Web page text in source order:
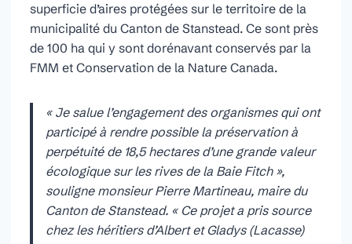
superficie d’aires protégées sur le territoire de la
municipalité du Canton de Stanstead. Ce sont près
de 100 ha qui y sont dorénavant conservés par la
FMM et Conservation de la Nature Canada.
« Je salue l’engagement des organismes qui ont
participé à rendre possible la préservation à
perpétuité de 18,5 hectares d’une grande valeur
écologique sur les rives de la Baie Fitch »,
souligne monsieur Pierre Martineau, maire du
Canton de Stanstead. « Ce projet a pris source
chez les héritiers d’Albert et Gladys (Lacasse)